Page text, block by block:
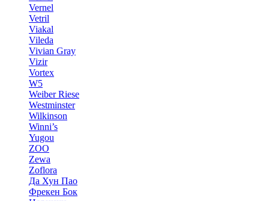
Vernel
Vetril
Viakal
Vileda
Vivian Gray
Vizir
Vortex
W5
Weiber Riese
Westminster
Wilkinson
Winni’s
Yugou
ZOO
Zewa
Zoflora
Да Хун Пао
Фрекен Бок